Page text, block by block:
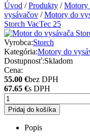
Úvod / Produkty / Motory
vysávačov / Motory do
Storch VacTec 25
Vyrobca:Storch
Kategória:Motory do
Dostupnosť:Skladom
Cena:
55.00 €bez DPH
67.65 €s DPH
Pridaj do košíka
Popis